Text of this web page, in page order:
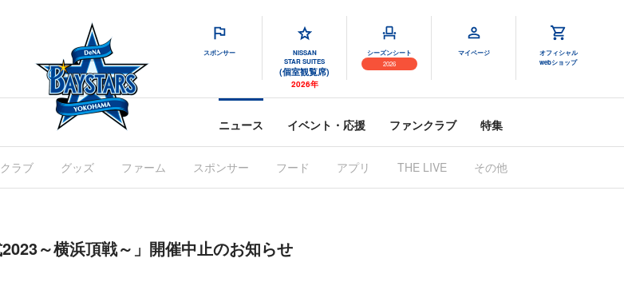
スポンサー
NISSAN
STAR SUITES
(個室観覧席)
2026年
シーズンシート
2026
マイページ
オフィシャル
webショップ
ニュース イベント・応援 ファンクラブ 特集
ラブ グッズ ファーム スポンサー フード アプリ THE LIVE その他
～横浜頂戦～」開催中止のお知らせ